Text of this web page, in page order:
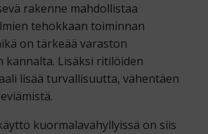
rakenne mahdollistaa
tehokkaan toiminnan
on tärkeää varaston
kannalta. Lisäksi ritilöiden
lisää turvallisuutta, vähentäen
kuormalavahyllyissä on siis